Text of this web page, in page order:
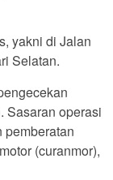
yakni di Jalan
Selatan.
Sasaran operasi
pemberatan
(curanmor),